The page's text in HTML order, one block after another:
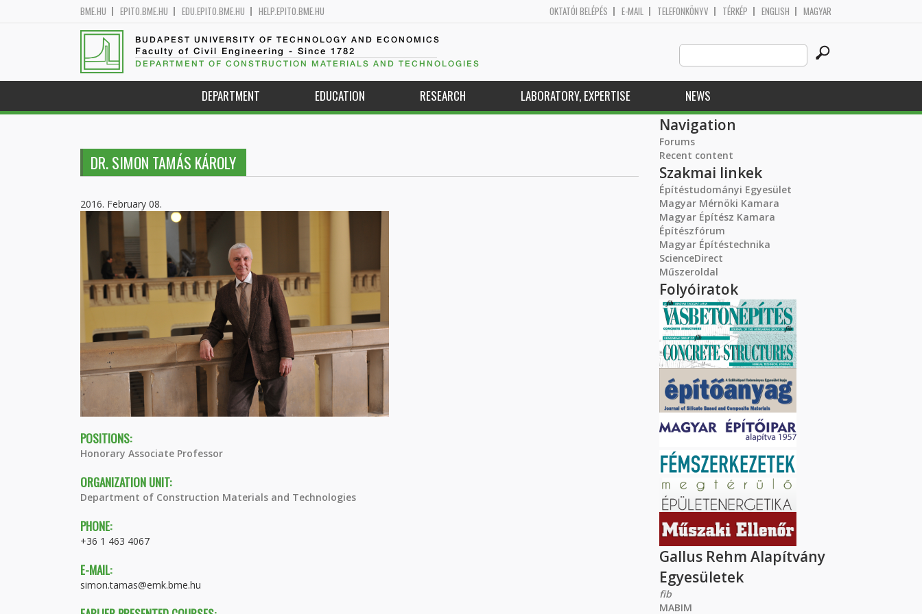
BME.HU EPITO.BME.HU EDU.EPITO.BME.HU HELP.EPITO.BME.HU OKTATÓI BELÉPÉS E-MAIL TELEFONKÖNYV TÉRKÉP ENGLISH MAGYAR
BUDAPEST UNIVERSITY OF TECHNOLOGY AND ECONOMICS
Faculty of Civil Engineering - Since 1782
DEPARTMENT OF CONSTRUCTION MATERIALS AND TECHNOLOGIES
Search
this
site
DEPARTMENT EDUCATION RESEARCH LABORATORY, EXPERTISE NEWS
DR. SIMON TAMÁS KÁROLY
2016. February 08.
POSITIONS:
Honorary Associate Professor
ORGANIZATION UNIT:
Department of Construction Materials and Technologies
PHONE:
+36 1 463 4067
E-MAIL:
simon.tamas@emk.bme.hu
Navigation
Forums
Recent content
Szakmai linkek
Építéstudományi Egyesület
Magyar Mérnöki Kamara
Magyar Építész Kamara
Építészfórum
Magyar Építéstechnika
ScienceDirect
Műszeroldal
Folyóiratok
Gallus Rehm Alapítvány
Egyesületek
fib
MABIM